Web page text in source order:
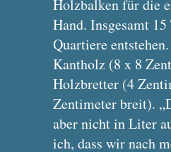
Holzbalken für die
Hand. Insgesamt
Quartiere
Kantholz (8 x 8
Holzbretter (4
Zentimeter breit).
aber nicht in Liter
ich, dass wir nach